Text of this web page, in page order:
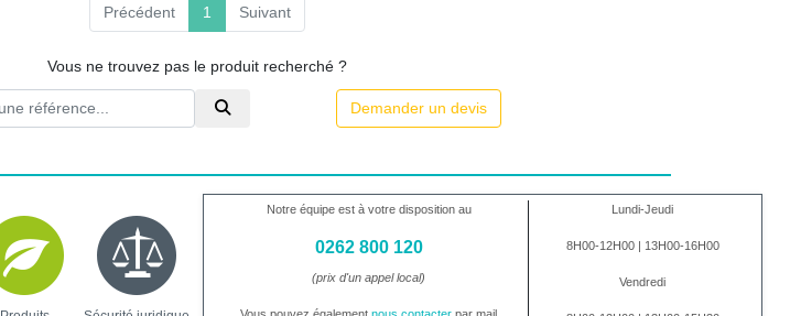
Précédent 1 (current)
Suivant
Vous ne trouvez pas le produit recherché ?
Demander un devis
Notre équipe est à votre disposition au
0262 800 120
(prix d'un appel local)
Vous pouvez égalementnous contacter par mail
Lundi-Jeudi
8H00-12H00 | 13H00-16H00
Vendredi